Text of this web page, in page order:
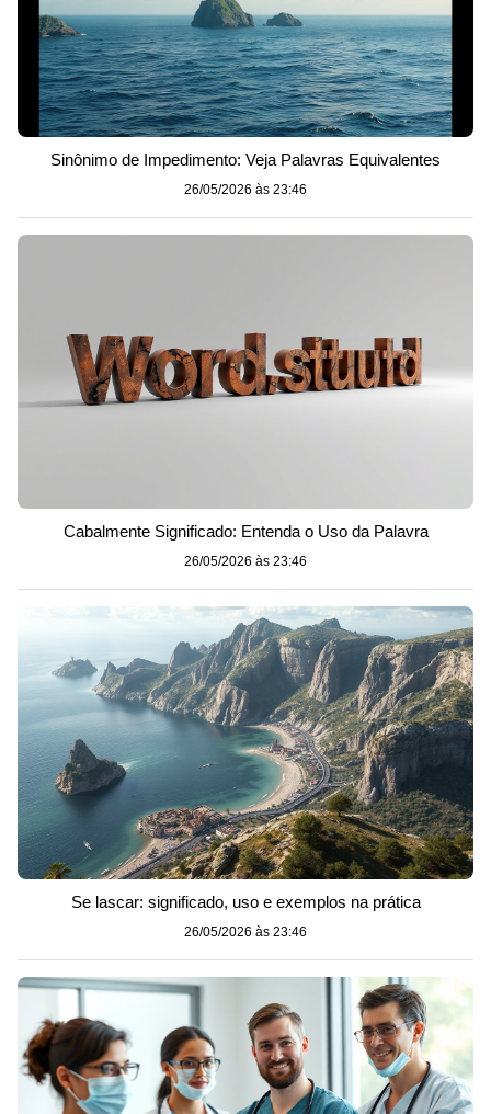
Sinônimo de Impedimento: Veja Palavras Equivalentes
26/05/2026 às 23:46
Cabalmente Significado: Entenda o Uso da Palavra
26/05/2026 às 23:46
Se lascar: significado, uso e exemplos na prática
26/05/2026 às 23:46